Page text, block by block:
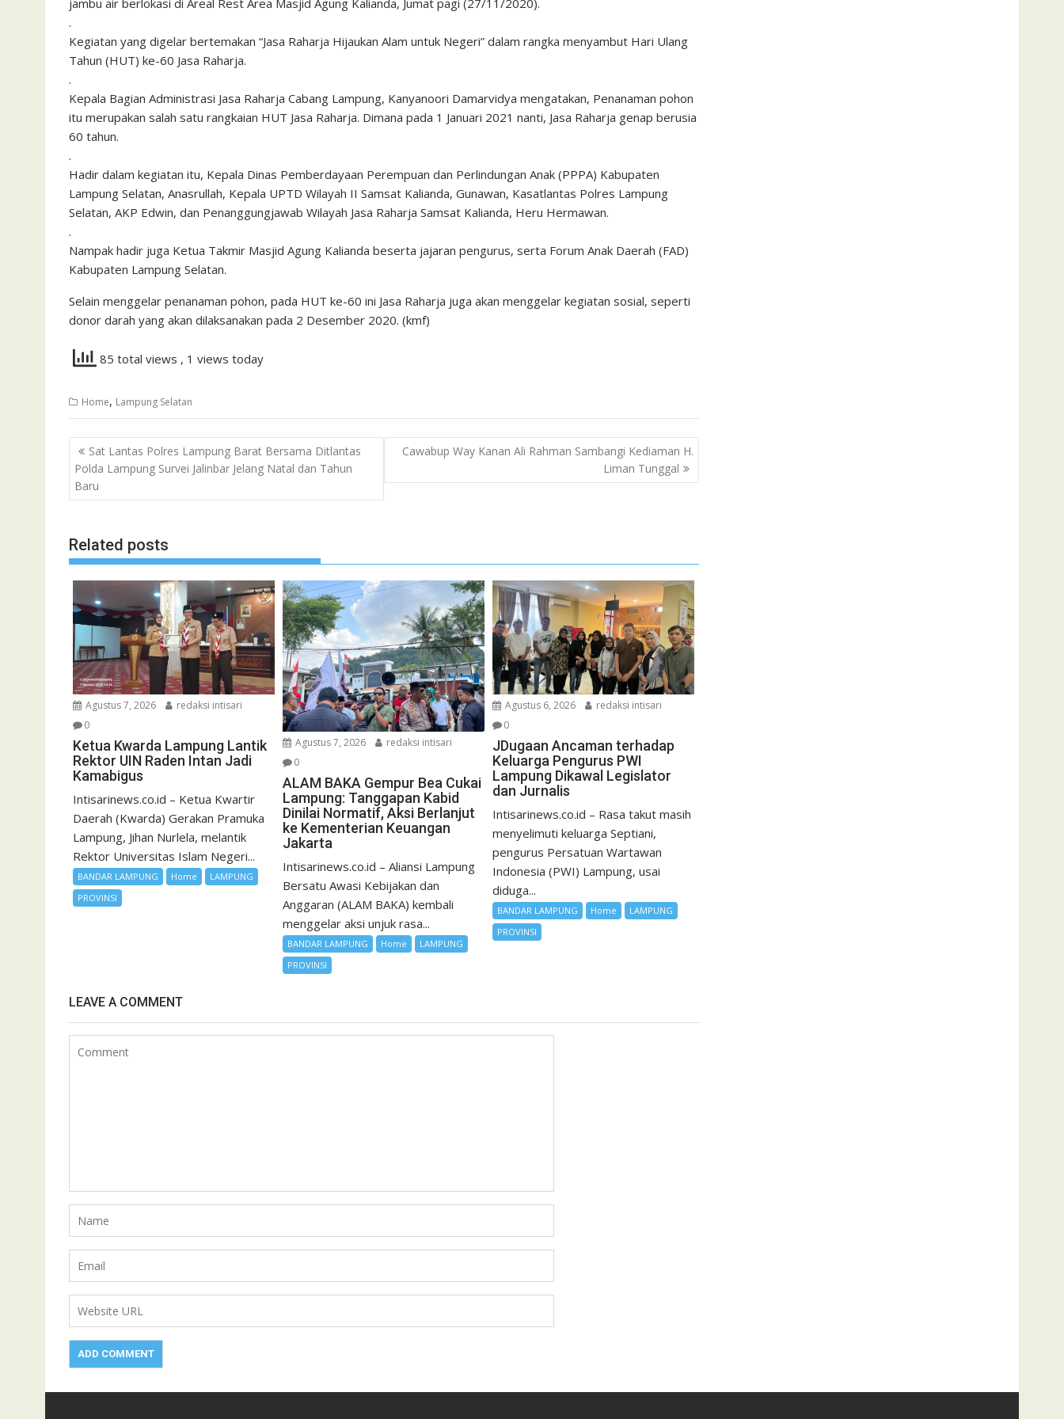
jambu air berlokasi di Areal Rest Area Masjid Agung Kalianda, Jumat pagi (27/11/2020).
.
Kegiatan yang digelar bertemakan “Jasa Raharja Hijaukan Alam untuk Negeri” dalam rangka menyambut Hari Ulang
Tahun (HUT) ke-60 Jasa Raharja.
.
Kepala Bagian Administrasi Jasa Raharja Cabang Lampung, Kanyanoori Damarvidya mengatakan, Penanaman pohon
itu merupakan salah satu rangkaian HUT Jasa Raharja. Dimana pada 1 Januari 2021 nanti, Jasa Raharja genap berusia
60 tahun.
.
Hadir dalam kegiatan itu, Kepala Dinas Pemberdayaan Perempuan dan Perlindungan Anak (PPPA) Kabupaten
Lampung Selatan, Anasrullah, Kepala UPTD Wilayah II Samsat Kalianda, Gunawan, Kasatlantas Polres Lampung
Selatan, AKP Edwin, dan Penanggungjawab Wilayah Jasa Raharja Samsat Kalianda, Heru Hermawan.
.
Nampak hadir juga Ketua Takmir Masjid Agung Kalianda beserta jajaran pengurus, serta Forum Anak Daerah (FAD)
Kabupaten Lampung Selatan.
Selain menggelar penanaman pohon, pada HUT ke-60 ini Jasa Raharja juga akan menggelar kegiatan sosial, seperti
donor darah yang akan dilaksanakan pada 2 Desember 2020. (kmf)
85 total views , 1 views today
Home, Lampung Selatan
Navigasi
pos
Sat Lantas Polres Lampung Barat Bersama Ditlantas
Polda Lampung Survei Jalinbar Jelang Natal dan Tahun
Baru
Cawabup Way Kanan Ali Rahman Sambangi Kediaman H.
Liman Tunggal
Related posts
Agustus 7, 2026
redaksi intisari
0
Ketua Kwarda Lampung Lantik
Rektor UIN Raden Intan Jadi
Kamabigus
Intisarinews.co.id – Ketua Kwartir
Daerah (Kwarda) Gerakan Pramuka
Lampung, Jihan Nurlela, melantik
Rektor Universitas Islam Negeri...
BANDAR LAMPUNG Home
LAMPUNG
PROVINSI
Agustus 7, 2026
redaksi intisari
0
ALAM BAKA Gempur Bea Cukai
Lampung: Tanggapan Kabid
Dinilai Normatif, Aksi Berlanjut
ke Kementerian Keuangan
Jakarta
Intisarinews.co.id – Aliansi Lampung
Bersatu Awasi Kebijakan dan
Anggaran (ALAM BAKA) kembali
menggelar aksi unjuk rasa...
BANDAR LAMPUNG Home
LAMPUNG
PROVINSI
Agustus 6, 2026
redaksi intisari
0
JDugaan Ancaman terhadap
Keluarga Pengurus PWI
Lampung Dikawal Legislator
dan Jurnalis
Intisarinews.co.id – Rasa takut masih
menyelimuti keluarga Septiani,
pengurus Persatuan Wartawan
Indonesia (PWI) Lampung, usai
diduga...
BANDAR LAMPUNG Home
LAMPUNG
PROVINSI
LEAVE A COMMENT